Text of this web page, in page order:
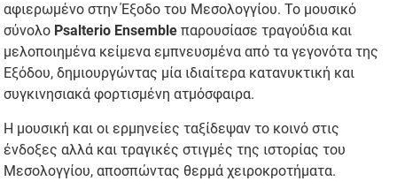
αφιερωμένο στην Έξοδο του Μεσολογγίου. Το μουσικό
σύνολο Psalterio Ensemble παρουσίασε τραγούδια και
μελοποιημένα κείμενα εμπνευσμένα από τα γεγονότα της
Εξόδου, δημιουργώντας μία ιδιαίτερα κατανυκτική και
συγκινησιακά φορτισμένη ατμόσφαιρα.
Η μουσική και οι ερμηνείες ταξίδεψαν το κοινό στις
ένδοξες αλλά και τραγικές στιγμές της ιστορίας του
Μεσολογγίου, αποσπώντας θερμά χειροκροτήματα.